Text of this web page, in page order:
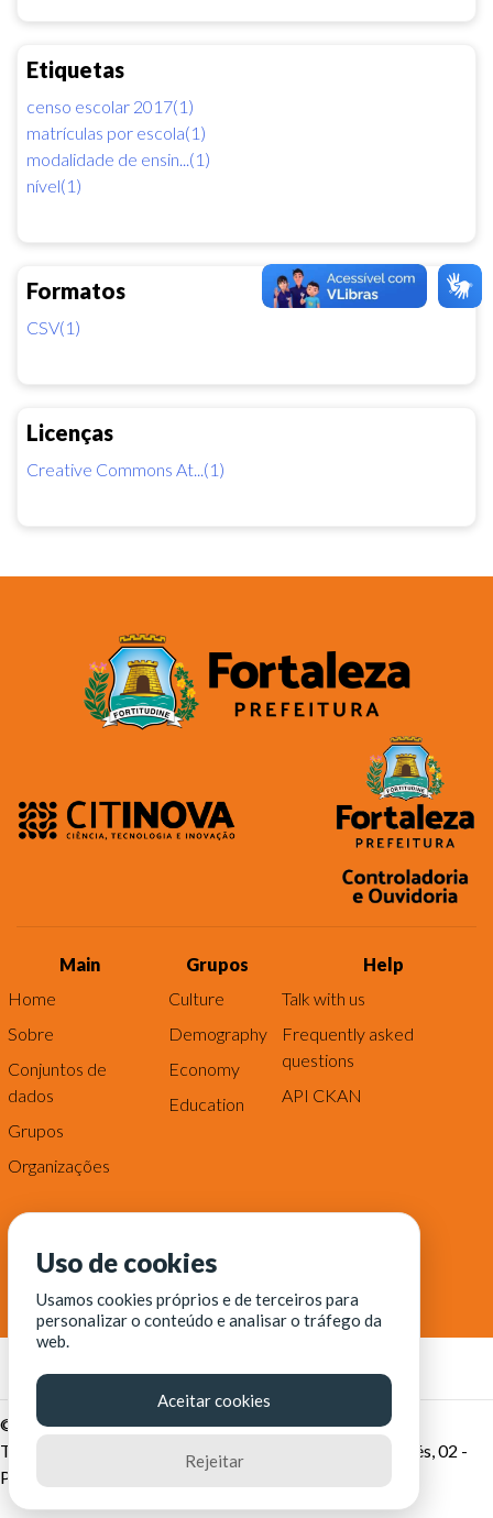
Etiquetas
censo escolar 2017(1)
matrículas por escola(1)
modalidade de ensin...(1)
nível(1)
Formatos
CSV(1)
Licenças
Creative Commons At...(1)
Main
Home
Sobre
Conjuntos de
dados
Grupos
Organizações
Grupos
Culture
Demography
Economy
Education
Help
Talk with us
Frequently asked
questions
API CKAN
© Fortaleza Digital || CITINOVA - Fundação de Ciência,
Tecnologia e Inovação de Fortaleza - Rua dos Tremembés, 02 -
Praia de Iracema - Fortaleza-CE
Uso de cookies
Usamos cookies próprios e de terceiros para
personalizar o conteúdo e analisar o tráfego da
web.
Aceitar cookies
Rejeitar